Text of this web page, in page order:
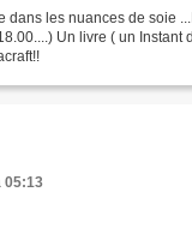
dans les nuances de soie
Un livre ( un Instant
05:13